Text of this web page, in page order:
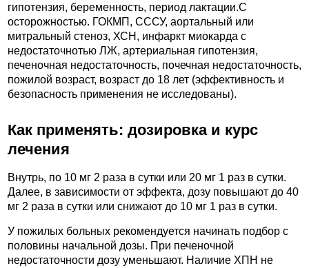
гипотензия, беременность, период лактации.C
осторожностью. ГОКМП, СССУ, аортальный или
митральный стеноз, ХСН, инфаркт миокарда с
недостаточнотью ЛЖ, артериальная гипотензия,
печеночная недостаточность, почечная недостаточность,
пожилой возраст, возраст до 18 лет (эффективность и
безопасность применения не исследованы).
Как применять: дозировка и курс
лечения
Внутрь, по 10 мг 2 раза в сутки или 20 мг 1 раз в сутки.
Далее, в зависимости от эффекта, дозу повышают до 40
мг 2 раза в сутки или снижают до 10 мг 1 раз в сутки.
У пожилых больных рекомендуется начинать подбор с
половины начальной дозы. При печеночной
недостаточности дозу уменьшают. Наличие ХПН не